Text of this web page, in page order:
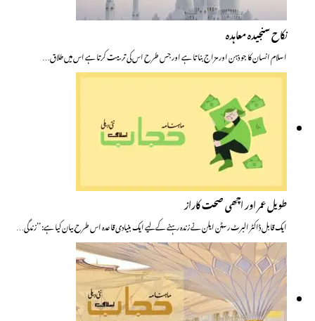
نکاح سنجیدہ معاہدہ
اسلام انسان کا جو ذہن اور مزاج بناتا ہے اور جس طرح اس کی تربیت کرتا ہے اس میں طلاق…
طویل عمر اور اچھی صحت کاراز
ایک قابل ڈاکٹر البرٹ رسٹن ایلن نے زندہ رہنے کے لیے ایک بنیادی قاعدہ اس طرح بیان کیا ہے: ’’زندگی…